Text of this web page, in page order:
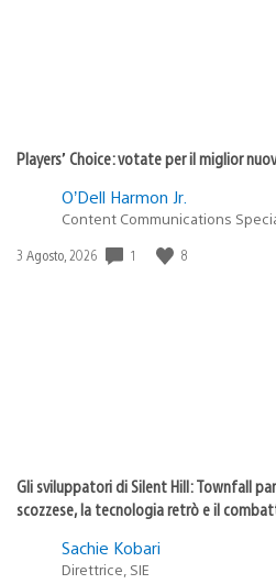
Players’ Choice: votate per il miglior
O’Dell Harmon Jr.
Content Communications
Data
3 Agosto, 2026 1 8
Gli sviluppatori di Silent Hill: Townfall
scozzese, la tecnologia retrò e il
Sachie Kobari
Direttrice, SIE